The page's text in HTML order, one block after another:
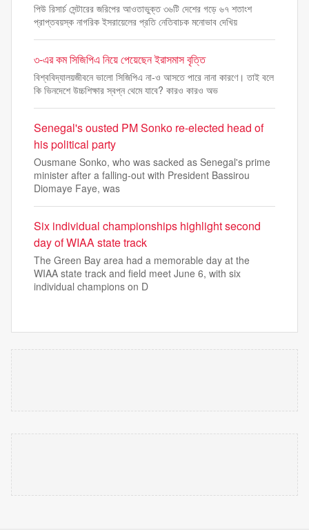
পিউ রিসার্চ সেন্টারের জরিপের আওতাভুক্ত ৩৬টি দেশের গড়ে ৬৭ শতাংশ
প্রাপ্তবয়স্ক নাগরিক ইসরায়েলের প্রতি নেতিবাচক মনোভাব দেখিয়
৩-এর কম সিজিপিএ নিয়ে পেয়েছেন ইরাসমাস বৃত্তি
বিশ্ববিদ্যালয়জীবনে ভালো সিজিপিএ না-ও আসতে পারে নানা কারণে। তাই বলে
কি ভিনদেশে উচ্চশিক্ষার স্বপ্ন থেমে যাবে? কারও কারও অভ
Senegal's ousted PM Sonko re-elected head of
his political party
Ousmane Sonko, who was sacked as Senegal's prime
minister after a falling-out with President Bassirou
Diomaye Faye, was
Six individual championships highlight second
day of WIAA state track
The Green Bay area had a memorable day at the
WIAA state track and field meet June 6, with six
individual champions on D